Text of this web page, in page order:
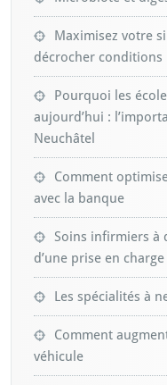
Maximisez votre
décrocher conditions
Pourquoi les
aujourd’hui :
Neuchâtel
Comment
avec la banque
Soins infirmiers à
d’une prise en
Les spécialités à
Comment
véhicule